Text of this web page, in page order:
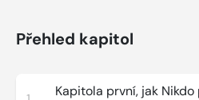
Přehled kapitol
Kapitola první, jak Nikdo